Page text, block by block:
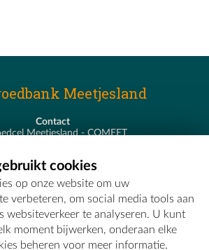
Meetjesland
Contact
Meetjesland - COMEET
T - 09 373 75 96
-erfgoedcel@comeet.be
cookies
op onze website om uw
verbeteren, om social media tools aan
websiteverkeer te analyseren. U kunt
moment bijwerken, onderaan elke
beheren voor meer informatie.